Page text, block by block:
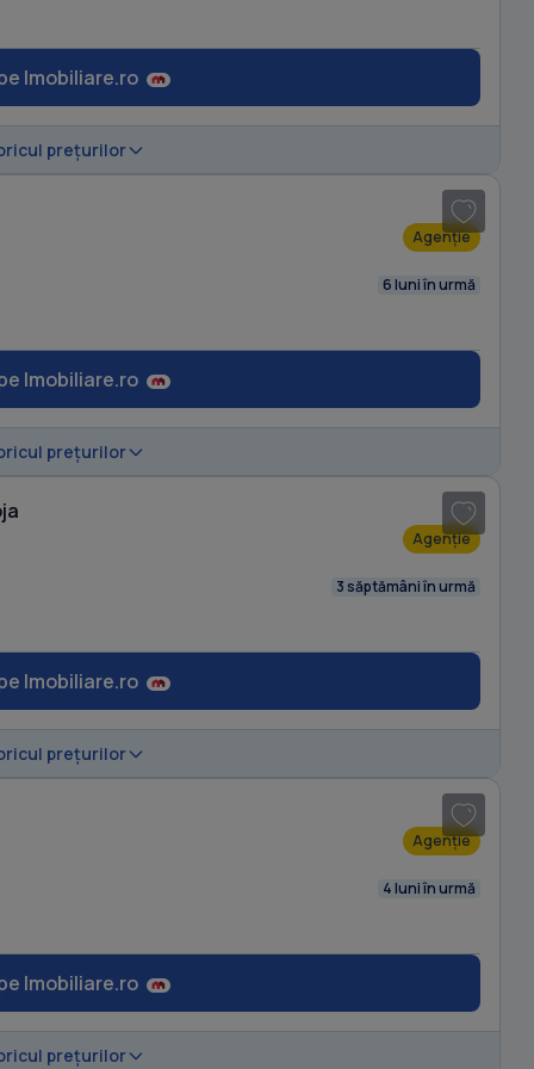
Imobiliare.ro
prețurilor
Agenție
6 luni în urmă
Imobiliare.ro
prețurilor
Agenție
3 săptămâni în urmă
Imobiliare.ro
prețurilor
Agenție
4 luni în urmă
Imobiliare.ro
prețurilor